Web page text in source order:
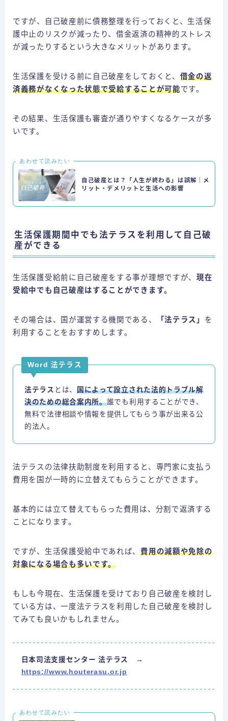
ですが、自己破産前に債務整理を行っておくと、生活保
護中止のリスクが減ったり、借金返済の精神的ストレス
が減ったりするという大きなメリットがあります。
生活保護を受ける前に自己破産をしておくと、 借金の返
済義務がなくなった状態で受給することが可能です。
その結果、生活保護も審査が通りやすくなるケースが多
いです。
あわせて読みたい
自己破産とは？「人生が終わる」は誤解｜メ
リット・デメリットと生活への影響
生活保護期間中でも法テラスを利用して自己破
産ができる
生活保護受給前に自己破産をする事が理想ですが、現在
受給中でも自己破産はすることができます。
その場合は、国が運営する機関である、 「法テラス」 を
利用することをおすすめします。
Word 法テラス
法テラス とは、 国によって設立された法的トラブル解
決のための総合案内所。誰でも利用することができ、
無料で法律相談や情報を提供してもらう事が出来る公
的法人。
法テラスの法律扶助制度を利用すると、専門家に支払う
費用を国が一時的に立替えてもらうことができます。
基本的には立て替えてもらった費用は、分割で返済する
ことになります。
ですが、生活保護受給中であれば、費用の減額や免除の
対象になる場合も多いです。
もしも今現在、生活保護を受けており自己破産を検討し
ている方は、一度法テラスを利用した自己破産を検討し
てみても良いかもしれません。
日本司法支援センター 法テラス →
https://www.houterasu.or.jp
あわせて読みたい